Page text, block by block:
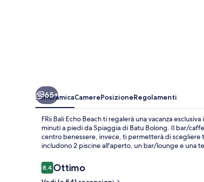
65+
PanoramicaCamerePosizioneRegolamenti
FRii Bali Echo Beach ti regalerà una vacanza
minuti a piedi da Spiaggia di Batu Bolong. Il bar/
centro benessere, invece, ti permetterà di scegliere
includono 2 piscine all'aperto, un bar/lounge e una
Recensioni
8,48,4 su 10
Ottimo